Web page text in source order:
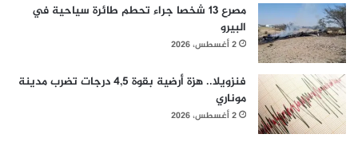
مصرع 13 شخصا جراء تحطم طائرة سياحية في
البيرو
2 أغسطس، 2026
فنزويلا.. هزة أرضية بقوة 4,5 درجات تضرب مدينة
موناري
2 أغسطس، 2026